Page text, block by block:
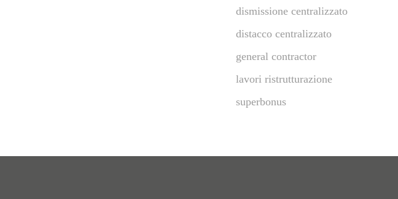
dismissione centralizzato
distacco centralizzato
general contractor
lavori ristrutturazione
superbonus